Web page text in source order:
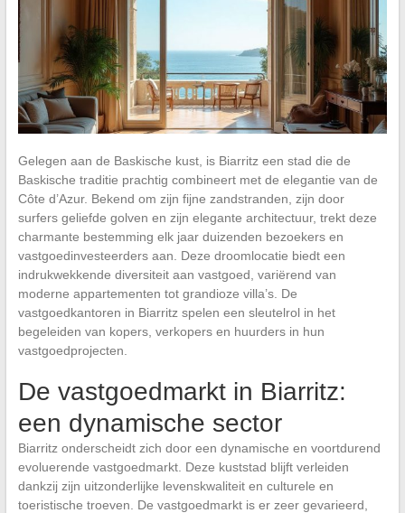
Gelegen aan de Baskische kust, is Biarritz een stad die de
Baskische traditie prachtig combineert met de elegantie van de
Côte d’Azur. Bekend om zijn fijne zandstranden, zijn door
surfers geliefde golven en zijn elegante architectuur, trekt deze
charmante bestemming elk jaar duizenden bezoekers en
vastgoedinvesteerders aan. Deze droomlocatie biedt een
indrukwekkende diversiteit aan vastgoed, variërend van
moderne appartementen tot grandioze villa’s. De
vastgoedkantoren in Biarritz spelen een sleutelrol in het
begeleiden van kopers, verkopers en huurders in hun
vastgoedprojecten.
De vastgoedmarkt in Biarritz:
een dynamische sector
Biarritz onderscheidt zich door een dynamische en voortdurend
evoluerende vastgoedmarkt. Deze kuststad blijft verleiden
dankzij zijn uitzonderlijke levenskwaliteit en culturele en
toeristische troeven. De vastgoedmarkt is er zeer gevarieerd,